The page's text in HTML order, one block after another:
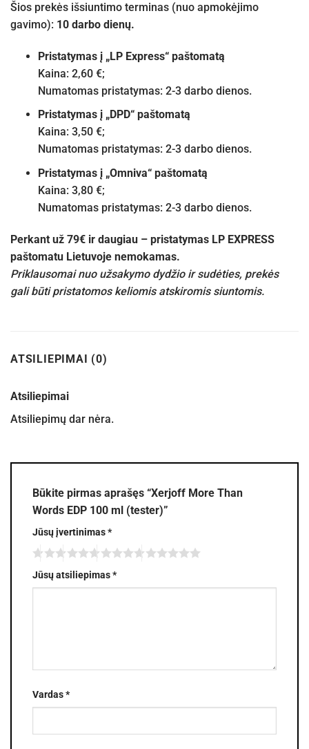
Šios prekės išsiuntimo terminas (nuo apmokėjimo
gavimo): 10 darbo dienų.
Pristatymas į „LP Express“ paštomatą
Kaina: 2,60 €;
Numatomas pristatymas: 2-3 darbo dienos.
Pristatymas į „DPD“ paštomatą
Kaina: 3,50 €;
Numatomas pristatymas: 2-3 darbo dienos.
Pristatymas į „Omniva“ paštomatą
Kaina: 3,80 €;
Numatomas pristatymas: 2-3 darbo dienos.
Perkant už 79€ ir daugiau – pristatymas LP EXPRESS
paštomatu Lietuvoje nemokamas.
Priklausomai nuo užsakymo dydžio ir sudėties, prekės
gali būti pristatomos keliomis atskiromis siuntomis.
ATSILIEPIMAI (0)
Atsiliepimai
Atsiliepimų dar nėra.
Būkite pirmas aprašęs “Xerjoff More Than
Words EDP 100 ml (tester)”
Jūsų įvertinimas*
Jūsų atsiliepimas*
Vardas*